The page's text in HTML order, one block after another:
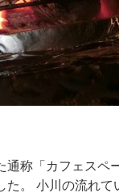
通称「カフェスペ
た。 小川の流れて